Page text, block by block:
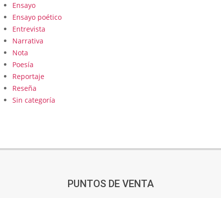
Ensayo
Ensayo poético
Entrevista
Narrativa
Nota
Poesía
Reportaje
Reseña
Sin categoría
PUNTOS DE VENTA